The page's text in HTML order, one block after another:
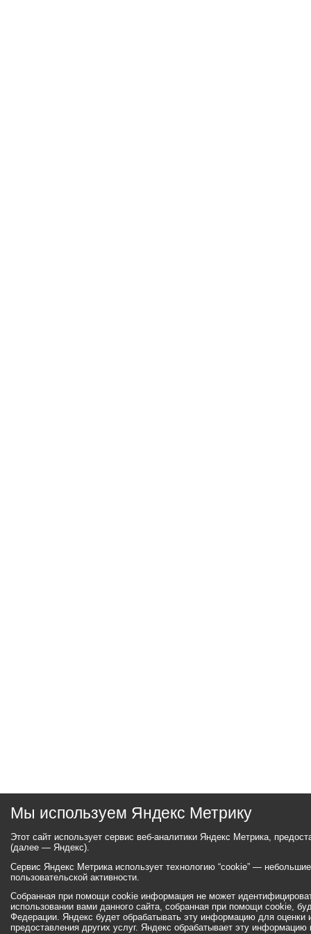
Мы используем Яндекс Метрику
Этот сайт использует сервис веб-аналитики Яндекс Метрика,
(далее — Яндекс).
Сервис Яндекс Метрика использует технологию “cookie” —
пользовательской активности.
Собранная при помощи cookie информация не может
использовании вами данного сайта, собранная при помощи cookie,
Федерации. Яндекс будет обрабатывать эту информацию для оценки
предоставления других услуг. Яндекс обрабатывает эту